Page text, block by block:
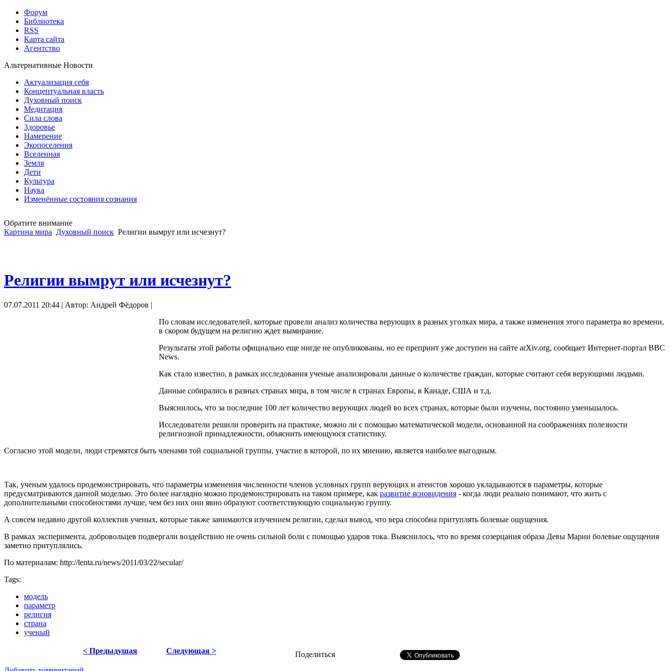
Форум
Библиотека
RSS
Карта сайта
Агентство
Альтернативные Новости
Актуализация себя
Концептуальная власть
Духовный поиск
Медитация
Сила слова
Здоровье
Намерение
Экопоселения
Вселенная
Земля
Дети
Культура
Наука
Изменённые состояния сознания
Обратите внимание
Картина мира Духовный поиск Религии вымрут или исчезнут?
Религии вымрут или исчезнут?
07.07.2011 20:44 | Автор: Андрей Фёдоров |
По словам исследователей, которые провели анализ количества верующих в разных уголках мира, а также изменения этого параметра во времени,
в скором будущем на религию ждет вымирание.
Результаты этой работы официально еще нигде не опубликованы, но ее препринт уже доступен на сайте arXiv.org, сообщает Интернет-портал BBC
News.
Как стало известно, в рамках исследования ученые анализировали данные о количестве граждан, которые считают себя верующими людьми.
Данные собирались в разных странах мира, в том числе в странах Европы, в Канаде, США и т.д.
Выяснилось, что за последние 100 лет количество верующих людей во всех странах, которые были изучены, постоянно уменьшалось.
Исследователи решили проверить на практике, можно ли с помощью математической модели, основанной на соображениях полезности
религиозной принадлежности, объяснить имеющуюся статистику.
Согласно этой модели, люди стремятся быть членами той социальной группы, участие в которой, по их мнению, является наиболее выгодным.
Так, ученым удалось продемонстрировать, что параметры изменения численности членов условных групп верующих и атеистов хорошо укладываются в параметры, которые
предусматриваются данной моделью. Это более наглядно можно продемонстрировать на таком примере, как развитие ясновидения - когда люди реально понимают, что жить с
дополнительными способностями лучше, чем без них они явно образуют соответствующую социальную группу.
А совсем недавно другой коллектив ученых, которые также занимаются изучением религии, сделал вывод, что вера способна притуплять болевые ощущения.
В рамках эксперимента, добровольцев подвергали воздействию не очень сильной боли с помощью ударов тока. Выяснилось, что во время созерцания образа Девы Марии болевые ощущения
заметно притуплялись.
По материалам: http://lenta.ru/news/2011/03/22/secular/
Tags:
модель
параметр
религия
страна
ученый
Поделиться
< Предыдущая Следующая >